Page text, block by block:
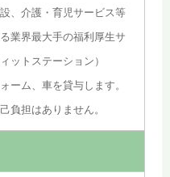
、介護・育児サービス等
業界最大手の福利厚生サ
ットステーション）
ーム、車を貸与します。
負担はありません。